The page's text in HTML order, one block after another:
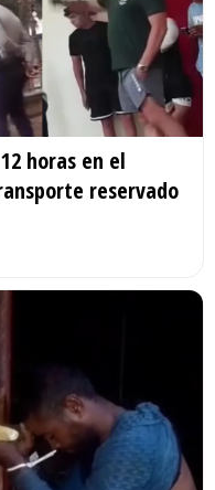
horas en el
reservado